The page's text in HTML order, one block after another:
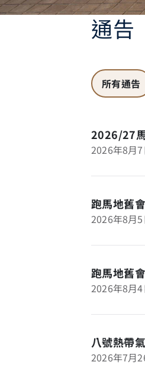
通告
所有通告
2026/27馬
2026年8月7
跑馬地舊
2026年8月5
跑馬地舊
2026年8月4
八號熱帶
2026年7月